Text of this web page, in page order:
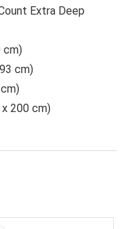
Extra Deep
cm)
cm)
200 cm)